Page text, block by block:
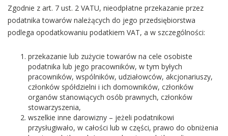
Zgodnie z art. 7 ust. 2 VATU, nieodpłatne przekazanie przez
podatnika towarów należących do jego przedsiębiorstwa
podlega opodatkowaniu podatkiem VAT, a w szczególności:
przekazanie lub zużycie towarów na cele osobiste
podatnika lub jego pracowników, w tym byłych
pracowników, wspólników, udziałowców, akcjonariuszy,
członków spółdzielni i ich domowników, członków
organów stanowiących osób prawnych, członków
stowarzyszenia,
wszelkie inne darowizny – jeżeli podatnikowi
przysługiwało, w całości lub w części, prawo do obniżenia